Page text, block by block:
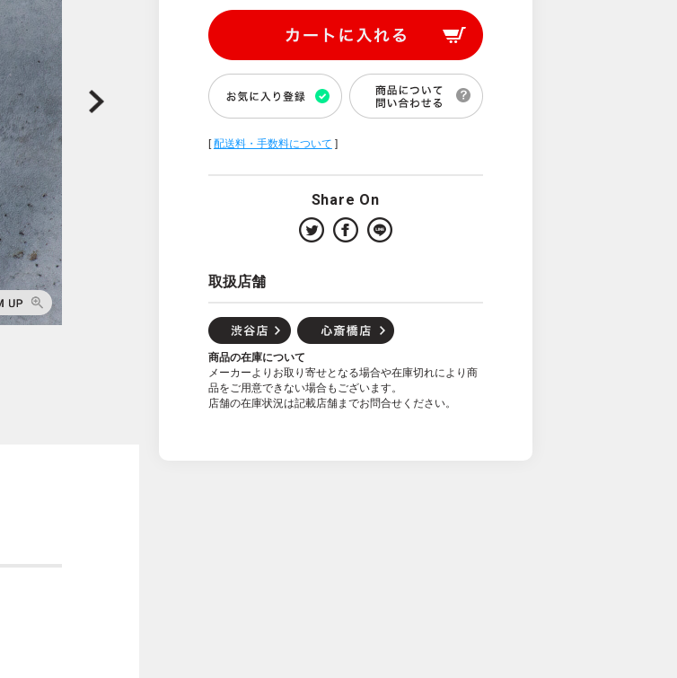
[配送料・手数料について ]
Share On
取扱店舗
商品の在庫について
メーカーよりお取り寄せとなる場合や在庫切れにより商
品をご用意できない場合もございます。
店舗の在庫状況は記載店舗までお問合せください。